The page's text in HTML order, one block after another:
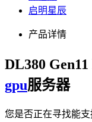
启明星辰
产品详情
DL380 Gen11
gpu服务器
您是否正在寻找能